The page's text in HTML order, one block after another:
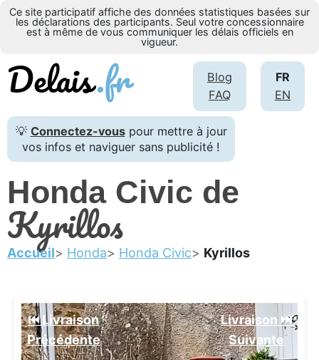
Ce site participatif affiche des données statistiques basées sur
les déclarations des participants. Seul votre concessionnaire
est à même de vous communiquer les délais officiels en
vigueur.
FR
EN
Blog
FAQ
💡 Connectez-vouspour mettre à jour
vos infos et naviguer sans publicité !
Honda Civic de
Kyrillos
Accueil Honda Honda Civic Kyrillos
⏮️ Livraison
Précédente
Livraison ⏭️
Suivante️